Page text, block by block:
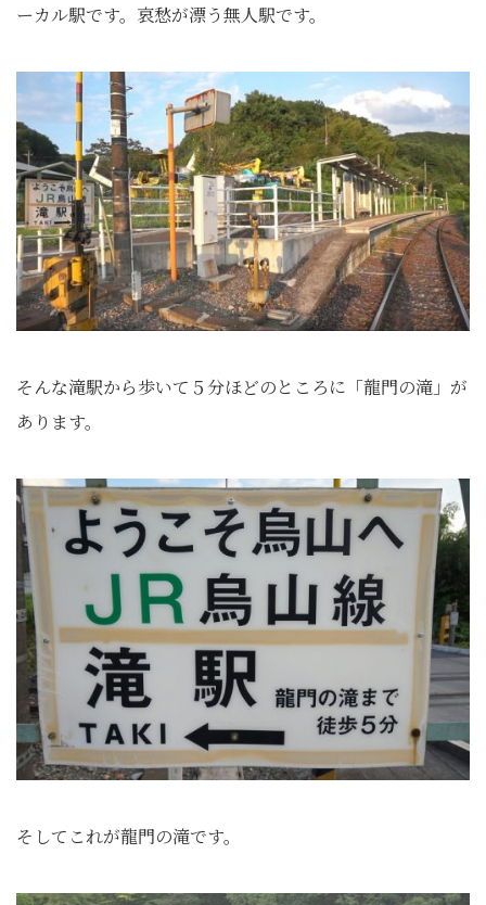
ーカル駅です。哀愁が漂う無人駅です。
そんな滝駅から歩いて５分ほどのところに「龍門の滝」が
あります。
そしてこれが龍門の滝です。